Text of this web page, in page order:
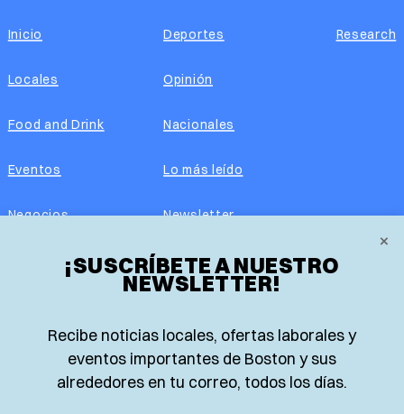
×
¡SUSCRÍBETE A NUESTRO
NEWSLETTER!
Recibe noticias locales, ofertas laborales y
eventos importantes de Boston y sus
alrededores en tu correo, todos los días.
Inicio
Locales
Food and Drink
Eventos
Negocios
Real Estate
Guía de Recursos
Deportes
Opinión
Nacionales
Lo más leído
Newsletter
Edición impresa
Advertise with us
Research